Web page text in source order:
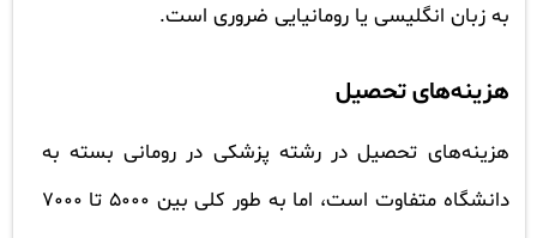
به زبان انگلیسی یا رومانیایی ضروری است.
هزینه‌های تحصیل
هزینه‌های تحصیل در رشته پزشکی در رومانی بسته به
دانشگاه متفاوت است، اما به طور کلی بین 5000 تا 7000